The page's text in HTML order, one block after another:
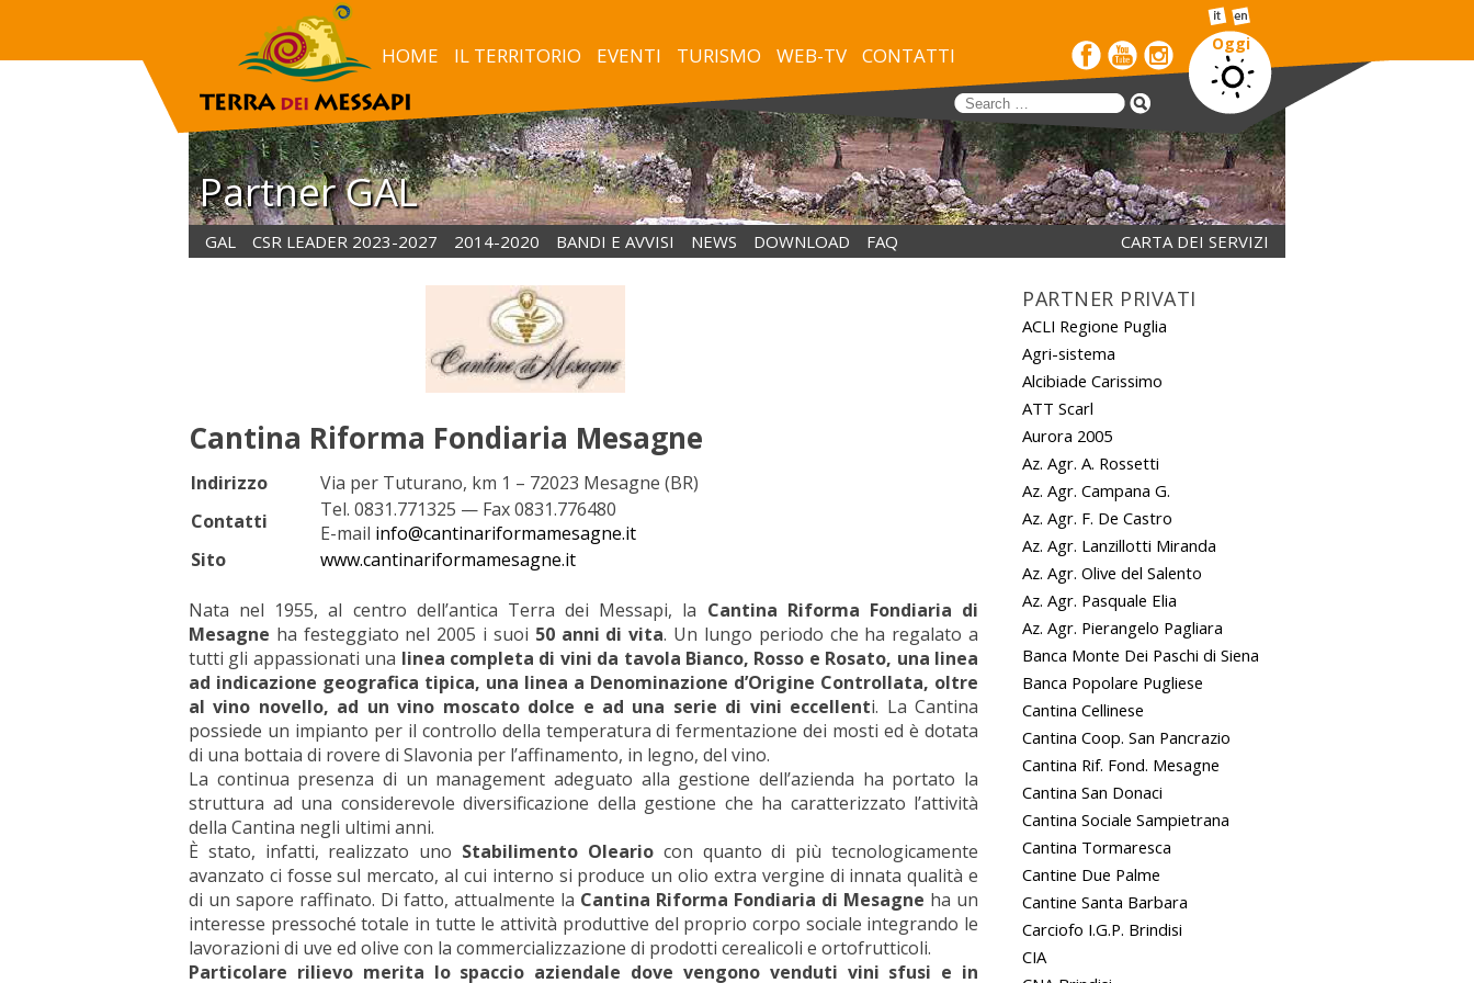
HOME IL TERRITORIO EVENTI TURISMO WEB-TV CONTATTI Oggi
Partner GAL
GAL CSR LEADER 2023-2027 2014-2020 BANDI E AVVISI NEWS DOWNLOAD FAQ CARTA DEI SERVIZI
Cantina Riforma Fondiaria Mesagne
Indirizzo
Via per Tuturano, km 1 – 72023 Mesagne (BR)
Contatti
Tel. 0831.771325 — Fax 0831.776480
E-mail info@cantinariformamesagne.it
Sito
www.cantinariformamesagne.it
Nata nel 1955, al centro dell’antica Terra dei Messapi, la Cantina Riforma Fondiaria di
Mesagne ha festeggiato nel 2005 i suoi 50 anni di vita. Un lungo periodo che ha regalato a
tutti gli appassionati una linea completa di vini da tavola Bianco, Rosso e Rosato, una linea
ad indicazione geografica tipica, una linea a Denominazione d’Origine Controllata, oltre
al vino novello, ad un vino moscato dolce e ad una serie di vini eccellenti. La Cantina
possiede un impianto per il controllo della temperatura di fermentazione dei mosti ed è dotata
di una bottaia di rovere di Slavonia per l’affinamento, in legno, del vino.
La continua presenza di un management adeguato alla gestione dell’azienda ha portato la
struttura ad una considerevole diversificazione della gestione che ha caratterizzato l’attività
della Cantina negli ultimi anni.
È stato, infatti, realizzato uno Stabilimento Oleariocon quanto di più tecnologicamente
avanzato ci fosse sul mercato, al cui interno si produce un olio extra vergine di innata qualità e
di un sapore raffinato. Di fatto, attualmente la Cantina Riforma Fondiaria di Mesagne ha un
interesse pressoché totale in tutte le attività produttive del proprio corpo sociale integrando le
lavorazioni di uve ed olive con la commercializzazione di prodotti cerealicoli e ortofrutticoli.
Particolare rilievo merita lo spaccio aziendale dove vengono venduti vini sfusi e in
PARTNER PRIVATI
ACLI Regione Puglia
Agri-sistema
Alcibiade Carissimo
ATT Scarl
Aurora 2005
Az. Agr. A. Rossetti
Az. Agr. Campana G.
Az. Agr. F. De Castro
Az. Agr. Lanzillotti Miranda
Az. Agr. Olive del Salento
Az. Agr. Pasquale Elia
Az. Agr. Pierangelo Pagliara
Banca Monte Dei Paschi di Siena
Banca Popolare Pugliese
Cantina Cellinese
Cantina Coop. San Pancrazio
Cantina Rif. Fond. Mesagne
Cantina San Donaci
Cantina Sociale Sampietrana
Cantina Tormaresca
Cantine Due Palme
Cantine Santa Barbara
Carciofo I.G.P. Brindisi
CIA